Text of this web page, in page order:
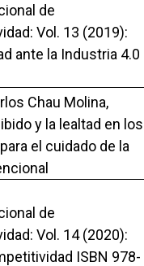
de
Vol. 13 (2019):
ante la Industria 4.0
Chau Molina,
y la lealtad en los
el cuidado de la
de
Vol. 14 (2020):
ISBN 978-